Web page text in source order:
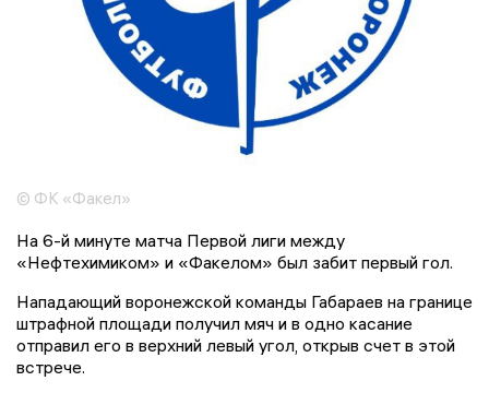
© ФК «Факел»
На 6-й минуте матча Первой лиги между
«Нефтехимиком» и «Факелом» был забит первый гол.
Нападающий воронежской команды Габараев на границе
штрафной площади получил мяч и в одно касание
отправил его в верхний левый угол, открыв счет в этой
встрече.